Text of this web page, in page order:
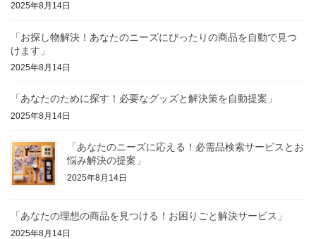
2025年8月14日
「お探し物解決！あなたのニーズにぴったりの商品を自動で見つ
けます」
2025年8月14日
「あなたのために探す！必要なグッズと解決策を自動提案」
2025年8月14日
「あなたのニーズに応える！必需品検索サービスとお
悩み解決の提案」
2025年8月14日
「あなたの理想の商品を見つける！お困りごと解決サービス」
2025年8月14日